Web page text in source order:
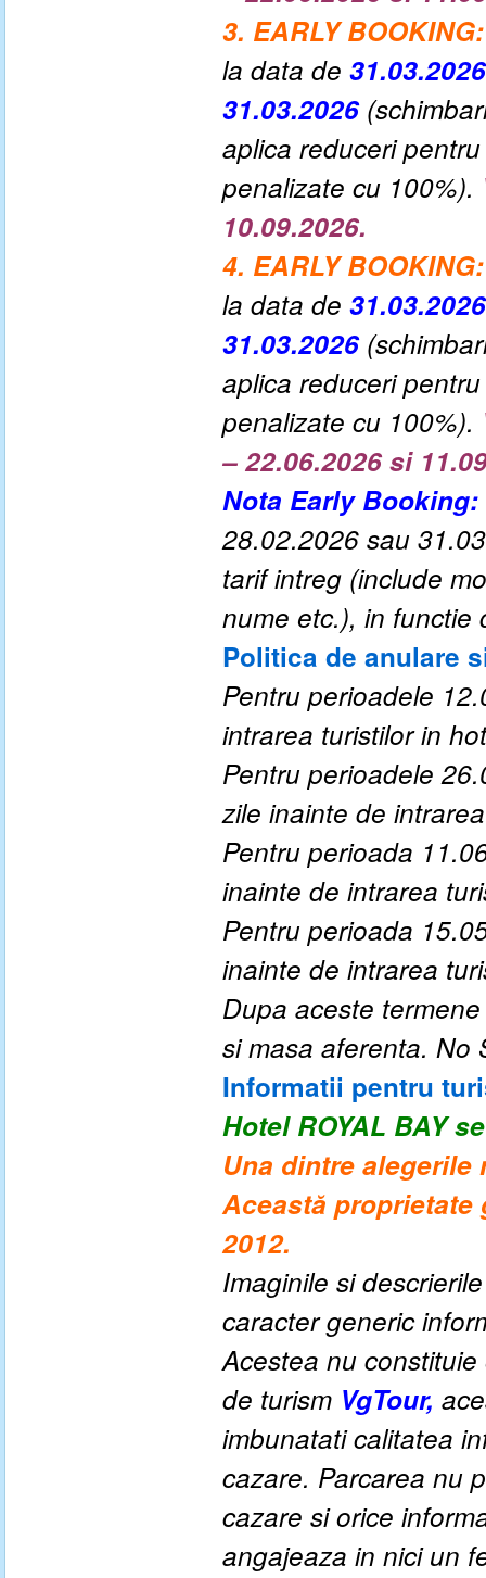
3. EARLY BOOKING:
la data de
31.03.2026
aplica reduceri
penalizate cu 100%).
10.09.2026.
4. EARLY BOOKING:
la data de 31.03.2026
31.03.2026
aplica reduceri
penalizate cu 100%).
– 22.06.2026 si
Nota Early Booking:
28.02.2026 sau
tarif intreg (include
nume etc.), in functie
Politica de anulare
Pentru perioadele
intrarea turistilor in
Pentru perioadele
zile inainte de
Pentru perioada
inainte de intrarea
Pentru perioada
inainte de intrarea
Dupa aceste
si masa aferenta. No
Informatii pentru
Hotel ROYAL BAY
Una dintre alegerile
Această proprietate
2012.
Imaginile si
caracter generic
Acestea nu
de turism VgTour,
imbunatati calitatea
cazare. Parcarea nu
cazare si orice
angajeaza in nici un